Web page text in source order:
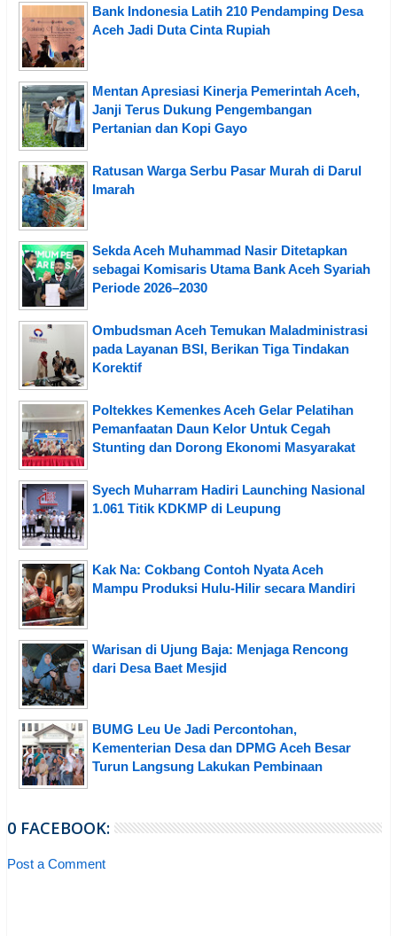
Bank Indonesia Latih 210 Pendamping Desa
Aceh Jadi Duta Cinta Rupiah
Mentan Apresiasi Kinerja Pemerintah Aceh,
Janji Terus Dukung Pengembangan
Pertanian dan Kopi Gayo
Ratusan Warga Serbu Pasar Murah di Darul
Imarah
Sekda Aceh Muhammad Nasir Ditetapkan
sebagai Komisaris Utama Bank Aceh Syariah
Periode 2026–2030
Ombudsman Aceh Temukan Maladministrasi
pada Layanan BSI, Berikan Tiga Tindakan
Korektif
Poltekkes Kemenkes Aceh Gelar Pelatihan
Pemanfaatan Daun Kelor Untuk Cegah
Stunting dan Dorong Ekonomi Masyarakat
Syech Muharram Hadiri Launching Nasional
1.061 Titik KDKMP di Leupung
Kak Na: Cokbang Contoh Nyata Aceh
Mampu Produksi Hulu-Hilir secara Mandiri
Warisan di Ujung Baja: Menjaga Rencong
dari Desa Baet Mesjid
BUMG Leu Ue Jadi Percontohan,
Kementerian Desa dan DPMG Aceh Besar
Turun Langsung Lakukan Pembinaan
0 FACEBOOK:
Post a Comment